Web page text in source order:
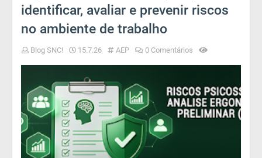
identificar, avaliar e prevenir riscos
no ambiente de trabalho
Blog SNC! 15.7.26 AEP 0 Comentários